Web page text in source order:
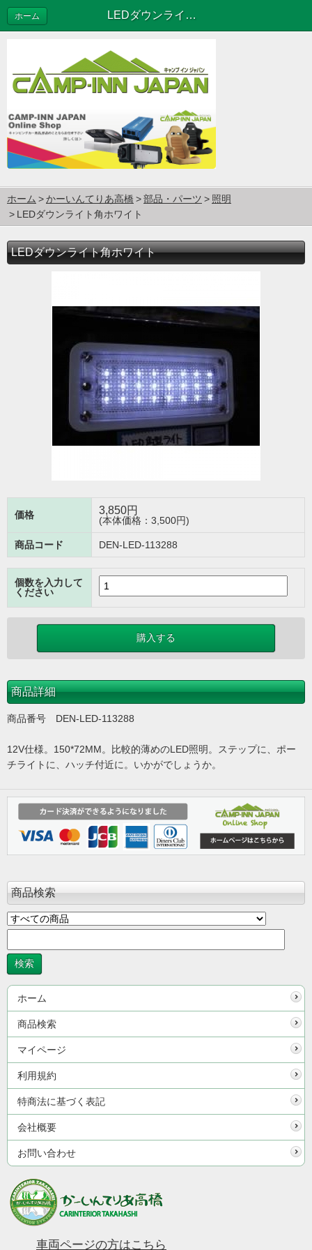
LEDダウンライト角ホワイト
ホーム
ホーム かーいんてりあ高橋 部品・パーツ
照明
LEDダウンライト角ホワイト
LEDダウンライト角ホワイト
価格 3,850円
(本体価格：3,500円)
商品コード DEN-LED-113288
個数を入力して
ください
商品詳細
商品番号 DEN-LED-113288
12V仕様。150*72MM。比較的薄めのLED照明。ステップに、ポー
チライトに、ハッチ付近に。いかがでしょうか。
商品検索
ホーム
商品検索
マイページ
利用規約
特商法に基づく表記
会社概要
お問い合わせ
車両ページの方はこちら